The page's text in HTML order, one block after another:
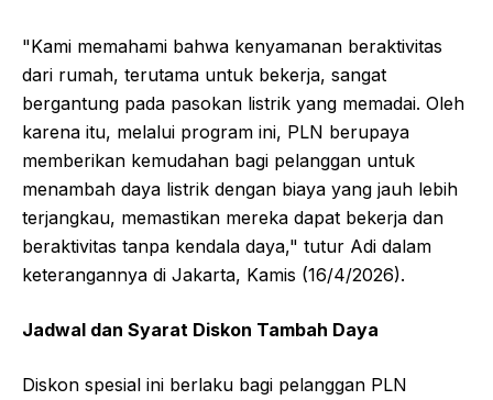
"Kami memahami bahwa kenyamanan beraktivitas
dari rumah, terutama untuk bekerja, sangat
bergantung pada pasokan listrik yang memadai. Oleh
karena itu, melalui program ini, PLN berupaya
memberikan kemudahan bagi pelanggan untuk
menambah daya listrik dengan biaya yang jauh lebih
terjangkau, memastikan mereka dapat bekerja dan
beraktivitas tanpa kendala daya," tutur Adi dalam
keterangannya di Jakarta, Kamis (16/4/2026).
Jadwal dan Syarat Diskon Tambah Daya
Diskon spesial ini berlaku bagi pelanggan PLN